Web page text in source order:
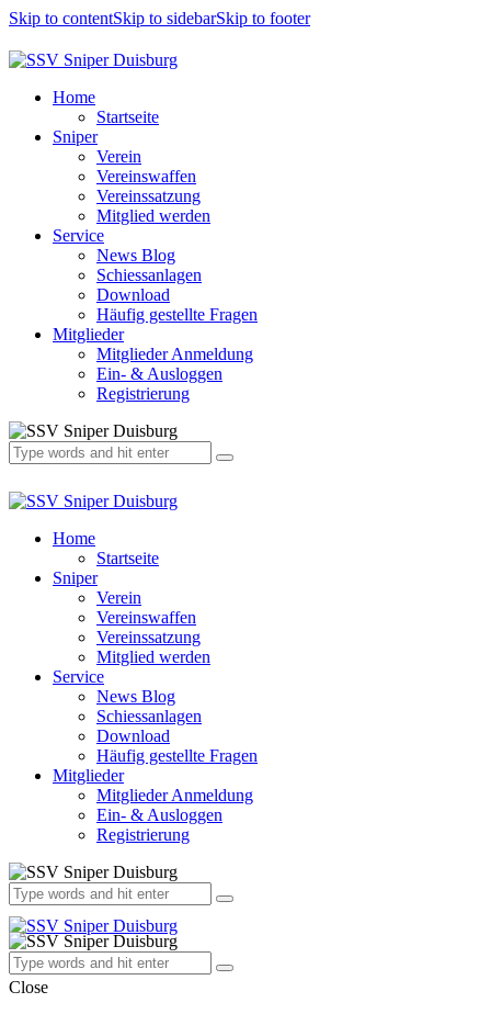
Skip to contentSkip to sidebarSkip to footer
Home
Startseite
Sniper
Verein
Vereinswaffen
Vereinssatzung
Mitglied werden
Service
News Blog
Schiessanlagen
Download
Häufig gestellte Fragen
Mitglieder
Mitglieder Anmeldung
Ein- & Ausloggen
Registrierung
Home
Startseite
Sniper
Verein
Vereinswaffen
Vereinssatzung
Mitglied werden
Service
News Blog
Schiessanlagen
Download
Häufig gestellte Fragen
Mitglieder
Mitglieder Anmeldung
Ein- & Ausloggen
Registrierung
Close